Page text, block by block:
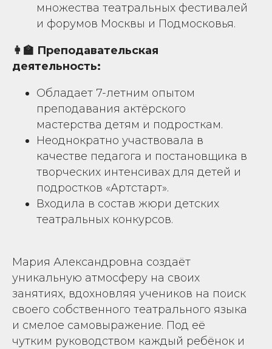
множества театральных фестивалей
и форумов Москвы и Подмосковья.
👩‍🏫 Преподавательская
деятельность:
Обладает 7-летним опытом
преподавания актёрского
мастерства детям и подросткам.
Неоднократно участвовала в
качестве педагога и постановщика в
творческих интенсивах для детей и
подростков «Артстарт».
Входила в состав жюри детских
театральных конкурсов.
Мария Александровна создаёт
уникальную атмосферу на своих
занятиях, вдохновляя учеников на поиск
своего собственного театрального языка
и смелое самовыражение. Под её
чутким руководством каждый ребёнок и